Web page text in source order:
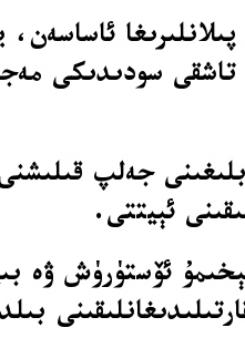
سودىدىكى
جەلپ قىلىشنى
ئېيتتى.
ئۆستۈرۈش ۋە